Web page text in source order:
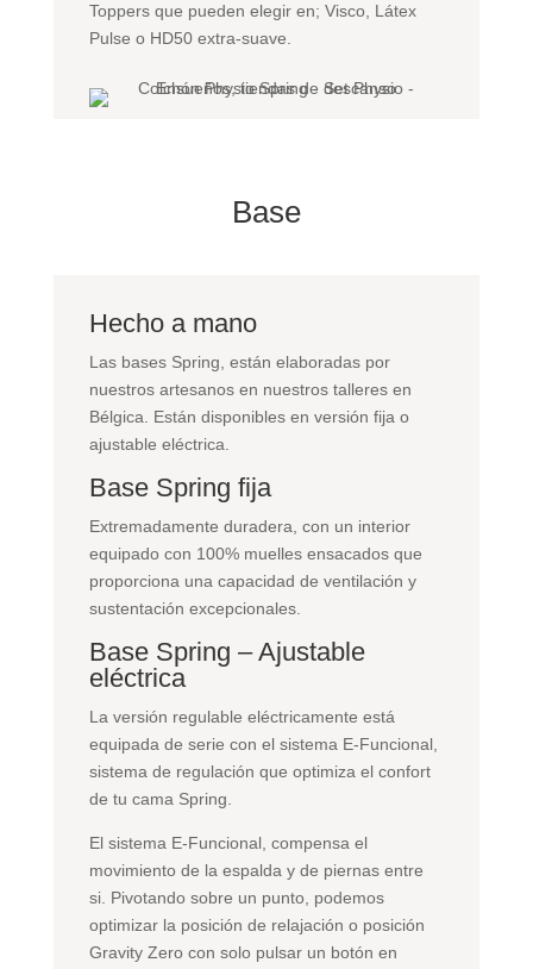
Toppers que pueden elegir en; Visco, Látex
Pulse o HD50 extra-suave.
Base
Hecho a mano
Las bases Spring, están elaboradas por
nuestros artesanos en nuestros talleres en
Bélgica. Están disponibles en versión fija o
ajustable eléctrica.
Base Spring fija
Extremadamente duradera, con un interior
equipado con 100% muelles ensacados que
proporciona una capacidad de ventilación y
sustentación excepcionales.
Base Spring – Ajustable
eléctrica
La versión regulable eléctricamente está
equipada de serie con el sistema E-Funcional,
sistema de regulación que optimiza el confort
de tu cama Spring.
El sistema E-Funcional, compensa el
movimiento de la espalda y de piernas entre
si. Pivotando sobre un punto, podemos
optimizar la posición de relajación o posición
Gravity Zero con solo pulsar un botón en